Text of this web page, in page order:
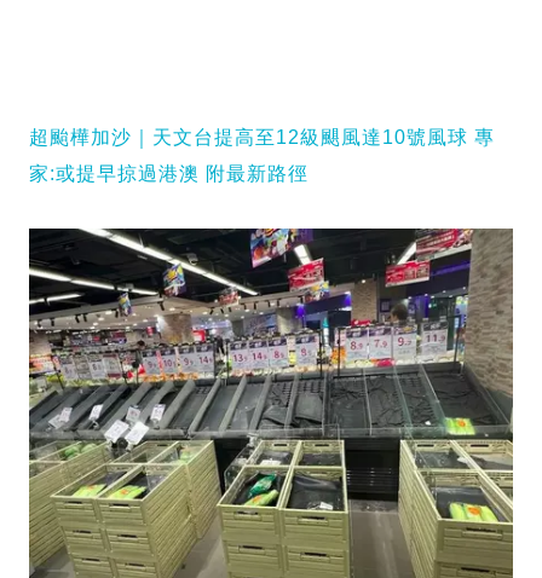
超颱樺加沙｜天文台提高至12級颶風達10號風球 專
家:或提早掠過港澳 附最新路徑